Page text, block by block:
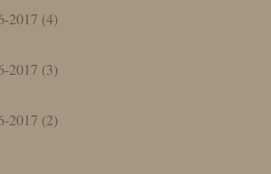
2017 (4)
2017 (3)
2017 (2)